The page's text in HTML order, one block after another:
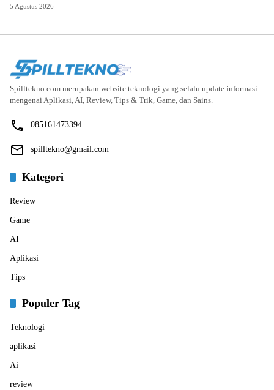
5 Agustus 2026
Spilltekno.com merupakan website teknologi yang selalu update informasi
mengenai Aplikasi, AI, Review, Tips & Trik, Game, dan Sains.
085161473394
spilltekno@gmail.com
Kategori
Review
Game
AI
Aplikasi
Tips
Populer Tag
Teknologi
aplikasi
Ai
review